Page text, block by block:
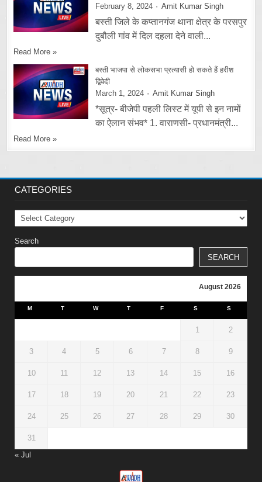
February 8, 2024
Amit Kumar Singh
बस्ती जिले के कप्तानगंज थाना क्षेत्र के परसपुर
दुबौली गांव में दिल दहला देने वाली...
Read More »
बस्ती भाजपा से लोकसभा प्रत्यासी हो सकते हैं हरीश
द्विवेदी
March 1, 2024
Amit Kumar Singh
*सूत्र- बीजेपी पहली लिस्ट में यूपी से इन नामों
का ऐलान संभव* 1. वाराणसी- प्रधानमंत्री...
Read More »
CATEGORIES
Categories
Search
SEARCH
August 2026
M T W T F S S
1 2
3 4 5 6 7 8 9
10 11 12 13 14 15 16
17 18 19 20 21 22 23
24 25 26 27 28 29 30
31
« Jul